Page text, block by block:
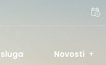
Novosti